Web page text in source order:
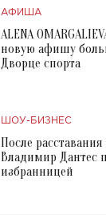
АФИША
ALENA
новую афишу
Дворце спорта
ШОУ-БИЗНЕС
После
Владимир Дантес
избранницей